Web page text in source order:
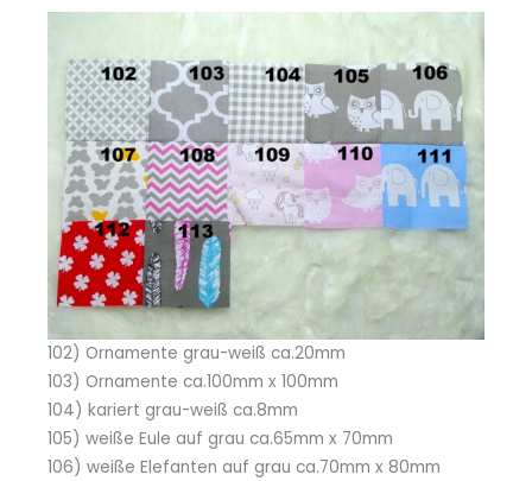
102) Ornamente grau-weiß ca.20mm
103) Ornamente ca.100mm x 100mm
104) kariert grau-weiß ca.8mm
105) weiße Eule auf grau ca.65mm x 70mm
106) weiße Elefanten auf grau ca.70mm x 80mm